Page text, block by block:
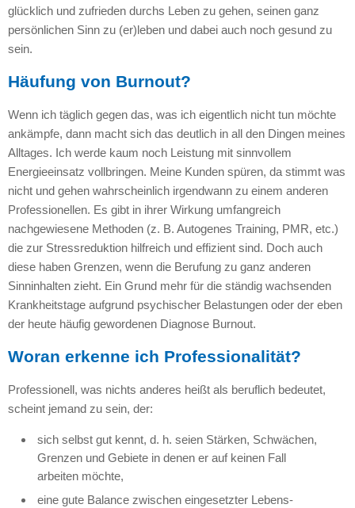
glücklich und zufrieden durchs Leben zu gehen, seinen ganz
persönlichen Sinn zu (er)leben und dabei auch noch gesund zu
sein.
Häufung von Burnout?
Wenn ich täglich gegen das, was ich eigentlich nicht tun möchte
ankämpfe, dann macht sich das deutlich in all den Dingen meines
Alltages. Ich werde kaum noch Leistung mit sinnvollem
Energieeinsatz vollbringen. Meine Kunden spüren, da stimmt was
nicht und gehen wahrscheinlich irgendwann zu einem anderen
Professionellen. Es gibt in ihrer Wirkung umfangreich
nachgewiesene Methoden (z. B. Autogenes Training, PMR, etc.)
die zur Stressreduktion hilfreich und effizient sind. Doch auch
diese haben Grenzen, wenn die Berufung zu ganz anderen
Sinninhalten zieht. Ein Grund mehr für die ständig wachsenden
Krankheitstage aufgrund psychischer Belastungen oder der eben
der heute häufig gewordenen Diagnose Burnout.
Woran erkenne ich Professionalität?
Professionell, was nichts anderes heißt als beruflich bedeutet,
scheint jemand zu sein, der:
sich selbst gut kennt, d. h. seien Stärken, Schwächen,
Grenzen und Gebiete in denen er auf keinen Fall
arbeiten möchte,
eine gute Balance zwischen eingesetzter Lebens-